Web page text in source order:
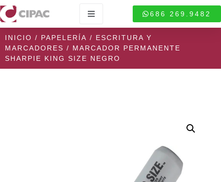
686 269.9482
INICIO / PAPELERÍA / ESCRITURA Y
MARCADORES / MARCADOR PERMANENTE
SHARPIE KING SIZE NEGRO